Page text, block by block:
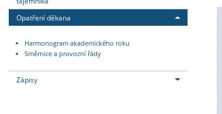
Opatření děkana
Harmonogram akademického roku
Směrnice a provozní řády
Zápisy